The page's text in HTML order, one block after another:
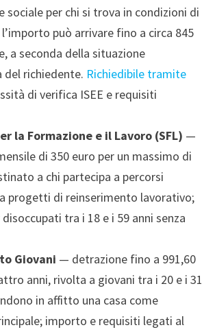
sociale per chi si trova in condizioni di
può arrivare fino a circa 845
a seconda della situazione
del richiedente. Richiedibile tramite
di verifica ISEE e requisiti
la Formazione e il Lavoro (SFL) —
di 350 euro per un massimo di
a chi partecipa a percorsi
progetti di reinserimento lavorativo;
tra i 18 e i 59 anni senza
Giovani — detrazione fino a 991,60
anni, rivolta a giovani tra i 20 e i 31
in affitto una casa come
importo e requisiti legati al